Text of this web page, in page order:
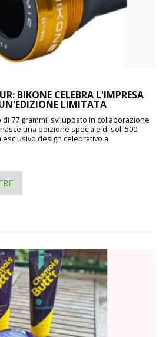
BIKONE CELEBRA L'IMPRESA
LIMITATA
77 grammi, sviluppato in collaborazione
una edizione speciale di soli 500
design celebrativo a